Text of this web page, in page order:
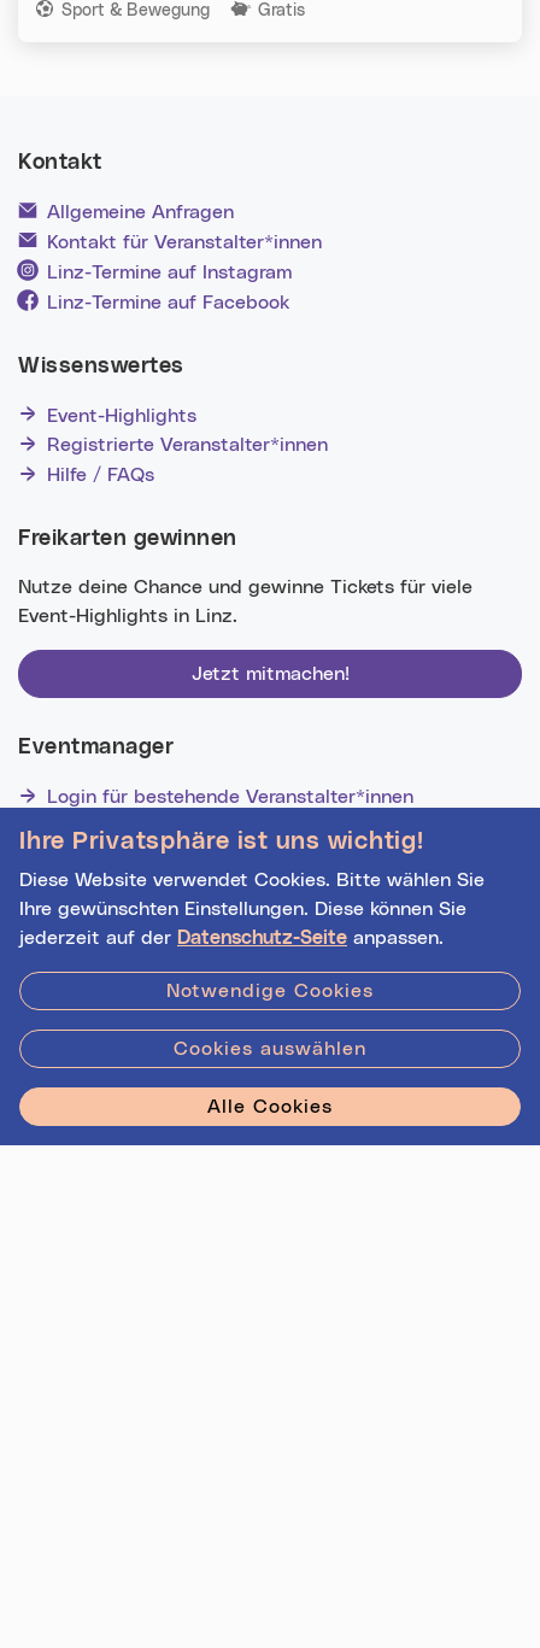
Kategorien:
Sport & Bewegung Gratis
Ihre Privatsphäre ist uns wichtig!
Diese Website verwendet Cookies. Bitte wählen Sie
Ihre gewünschten Einstellungen. Diese können Sie
jederzeit auf der Datenschutz-Seite anpassen.
Notwendige Cookies
Cookies auswählen
Alle Cookies
Kontakt
Allgemeine Anfragen
Kontakt für Veranstalter*innen
Linz-Termine auf Instagram
Linz-Termine auf Facebook
Wissenswertes
Event-Highlights
Registrierte Veranstalter*innen
Hilfe / FAQs
Freikarten gewinnen
Nutze deine Chance und gewinne Tickets für viele
Event-Highlights in Linz.
Jetzt mitmachen!
Eventmanager
Login für bestehende Veranstalter*innen
Noch nicht registriert? Werden Sie eine*r von 1629
Veranstalter*innen!